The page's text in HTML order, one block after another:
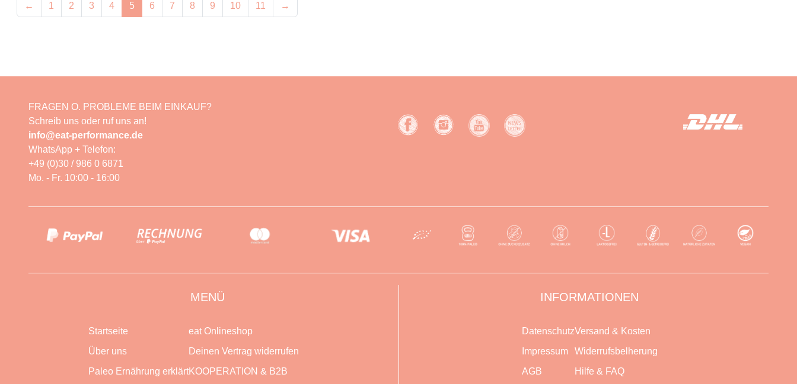
← 1 2 3 4 5 6 7 8 9 10 11 →
FRAGEN O. PROBLEME BEIM EINKAUF?
Schreib uns oder ruf uns an!
info@eat-performance.de
WhatsApp + Telefon:
+49 (0)30 / 986 0 6871
Mo. - Fr. 10:00 - 16:00
MENÜ
Startseite
Über uns
Paleo Ernährung erklärt
eat Onlineshop
Deinen Vertrag widerrufen
KOOPERATION & B2B
INFORMATIONEN
Datenschutz
Impressum
AGB
Versand & Kosten
Widerrufsbelherung
Hilfe & FAQ